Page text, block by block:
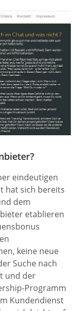
eindeutigen
hat sich bereits
dem
etablieren
keine neue
Suche nach
und der
Programm
Kundendienst